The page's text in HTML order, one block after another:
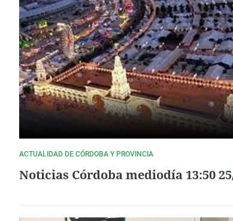
ACTUALIDAD DE CÓRDOBA Y PROVINCIA
Noticias Córdoba mediodía 13:50